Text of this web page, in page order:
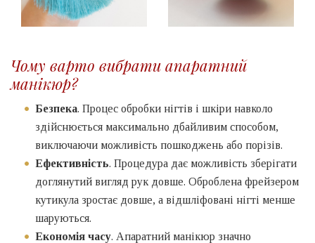
Чому варто вибрати апаратний
манікюр?
Безпека. Процес обробки нігтів і шкіри навколо
здійснюється максимально дбайливим способом,
виключаючи можливість пошкоджень або порізів.
Ефективність. Процедура дає можливість зберігати
доглянутий вигляд рук довше. Оброблена фрейзером
кутикула зростає довше, а відшліфовані нігті менше
шаруються.
Економія часу. Апаратний манікюр значно